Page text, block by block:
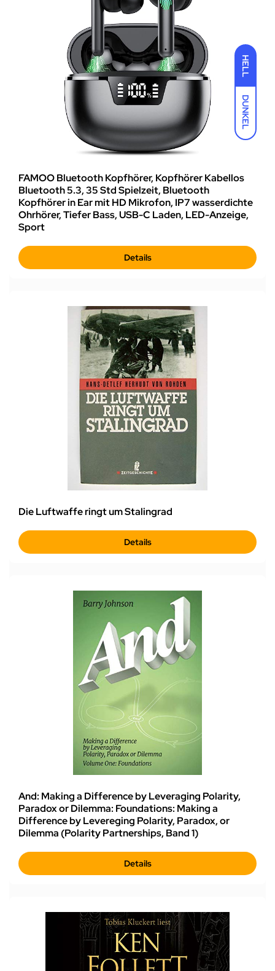
HELL
DUNKEL
FAMOO Bluetooth Kopfhörer, Kopfhörer Kabellos
Bluetooth 5.3, 35 Std Spielzeit, Bluetooth
Kopfhörer in Ear mit HD Mikrofon, IP7 wasserdichte
Ohrhörer, Tiefer Bass, USB-C Laden, LED-Anzeige,
Sport
Details
Die Luftwaffe ringt um Stalingrad
Details
And: Making a Difference by Leveraging Polarity,
Paradox or Dilemma: Foundations: Making a
Difference by Levereging Polarity, Paradox, or
Dilemma (Polarity Partnerships, Band 1)
Details